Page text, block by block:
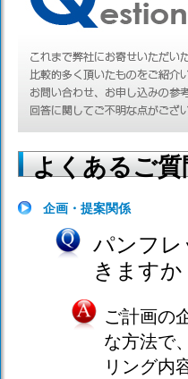
よくあるご質
企画・提案関係
パンフレ
きますか
ご計画の
な方法で
リング内